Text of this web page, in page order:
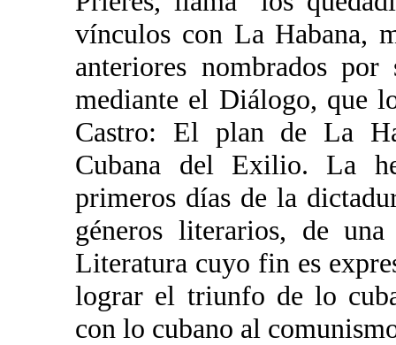
vínculos con La Habana,
anteriores nombrados
mediante el Diálogo, que
Castro: El plan de La
Cubana del Exilio. La
primeros días de la
géneros literarios, de
Literatura cuyo fin es
lograr el triunfo de lo
con lo cubano al